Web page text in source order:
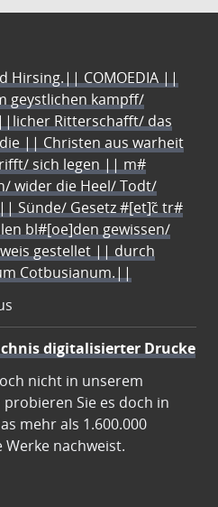
Hirsing.|| COMOEDIA ||
geystlichen kampff/
Ritterschafft/ das
|| Christen aus warheit
sich legen || m#
wider die Heel/ Todt/
Sünde/ Gesetz #[et]c̃ tr#
bl#[oe]den gewissen/
gestellet || durch
Cotbusianum.||
digitalisierter Drucke
nicht in unserem
Sie es doch in
mehr als 1.600.000
nachweist.